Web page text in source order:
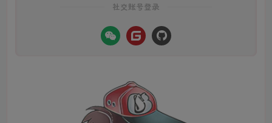
社交账号登录